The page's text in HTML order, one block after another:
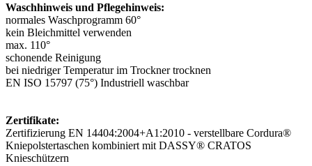
Waschhinweis und Pflegehinweis:
normales Waschprogramm 60°
kein Bleichmittel verwenden
max. 110°
schonende Reinigung
bei niedriger Temperatur im Trockner trocknen
EN ISO 15797 (75°) Industriell waschbar
Zertifikate:
Zertifizierung EN 14404:2004+A1:2010 - verstellbare Cordura®
Kniepolstertaschen kombiniert mit DASSY® CRATOS
Knieschützern